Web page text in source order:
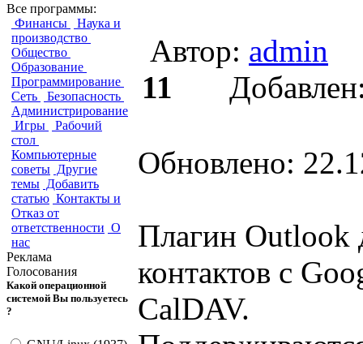
Все программы:
Финансы
Наука и
производство
Общество
Образование
Программирование
Сеть
Безопасность
Администрирование
Игры
Рабочий
стол
Компьютерные
советы Другие
темы Добавить
статью Контакты и
Отказ от
ответственности О
нас
Реклама
Голосования
Какой операционной
системой Вы пользуетесь
?
Автор: admin
11
Обновлено:
Плагин Outlook
контактов с
CalDAV.